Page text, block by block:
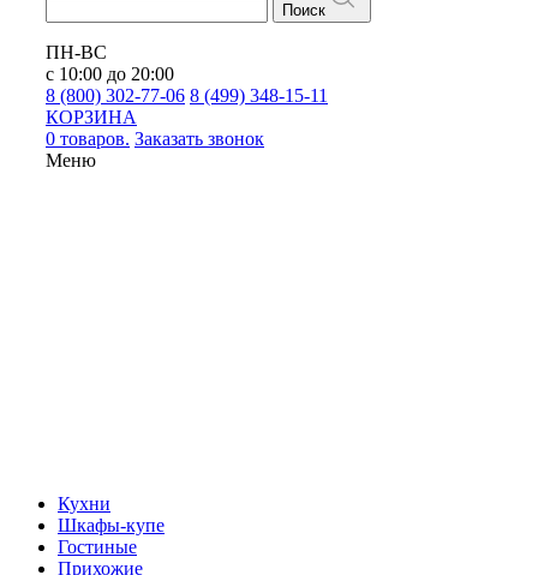
Поиск
ПН-ВС
с 10:00 до 20:00
8 (800) 302-77-06 8 (499) 348-15-11
КОРЗИНА
0 товаров. Заказать звонок
Меню
Кухни
Шкафы-купе
Гостиные
Прихожие